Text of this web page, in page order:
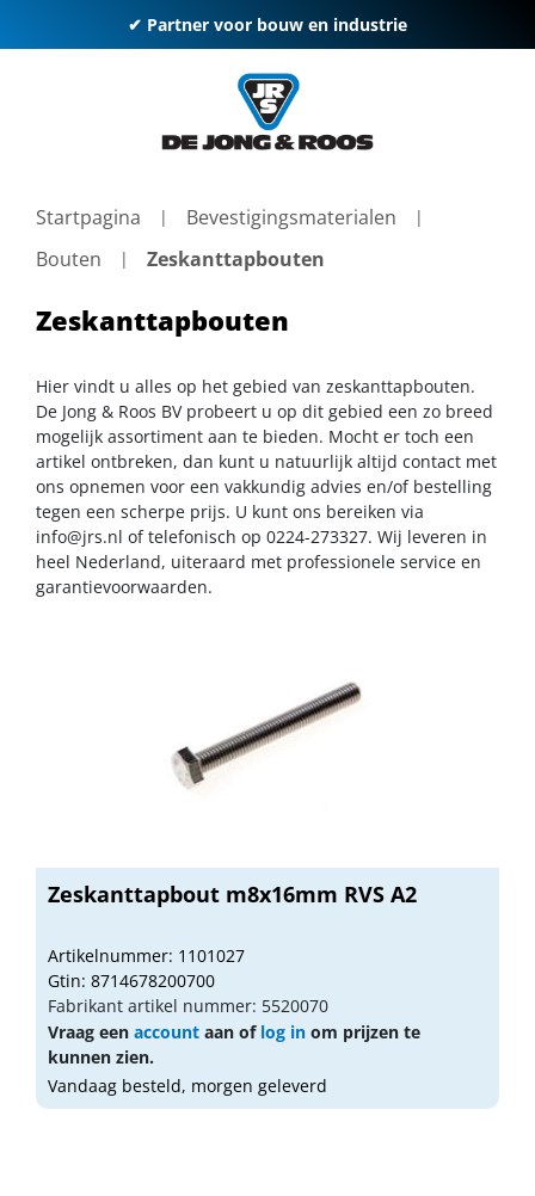
✔ Partner voor bouw en industrie
Startpagina
Bevestigingsmaterialen
Bouten
Zeskanttapbouten
Zeskanttapbouten
Hier vindt u alles op het gebied van zeskanttapbouten.
De Jong & Roos BV probeert u op dit gebied een zo breed
mogelijk assortiment aan te bieden. Mocht er toch een
artikel ontbreken, dan kunt u natuurlijk altijd contact met
ons opnemen voor een vakkundig advies en/of bestelling
tegen een scherpe prijs. U kunt ons bereiken via
info@jrs.nl of telefonisch op 0224-273327. Wij leveren in
heel Nederland, uiteraard met professionele service en
garantievoorwaarden.
Zeskanttapbout m8x16mm RVS A2
Artikelnummer: 1101027
Gtin: 8714678200700
Fabrikant artikel nummer: 5520070
Vraag een account aan of log in om prijzen te
kunnen zien.
Vandaag besteld, morgen geleverd